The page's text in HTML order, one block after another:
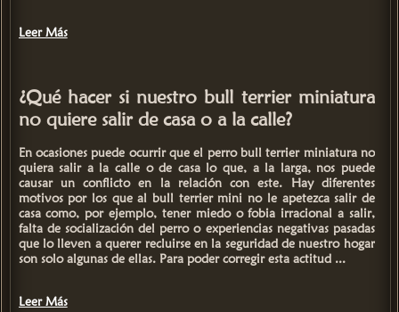
Leer Más
¿Qué hacer si nuestro bull terrier miniatura
no quiere salir de casa o a la calle?
En ocasiones puede ocurrir que el perro bull terrier miniaturano
quiera salir a la calle o de casa lo que, a la larga, nos puede
causar un conflicto en la relación con este. Hay diferentes
motivos por los que al bull terrier mini no le apetezca salir de
casa como, por ejemplo, tener miedo o fobia irracional a salir,
falta de socialización del perroo experiencias negativas pasadas
que lo lleven a querer recluirse en la seguridad de nuestro hogar
son solo algunas de ellas. Para poder corregir esta actitud ...
Leer Más